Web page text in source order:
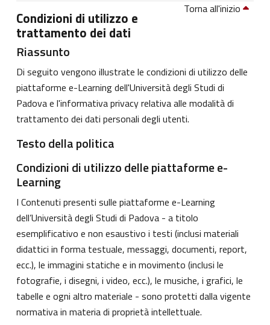
Torna all'inizio
Condizioni di utilizzo e
trattamento dei dati
Riassunto
Di seguito vengono illustrate le condizioni di utilizzo delle
piattaforme e-Learning dell'Università degli Studi di
Padova e l'informativa privacy relativa alle modalità di
trattamento dei dati personali degli utenti.
Testo della politica
Condizioni di utilizzo delle piattaforme e-
Learning
I Contenuti presenti sulle piattaforme e-Learning
dell’Università degli Studi di Padova - a titolo
esemplificativo e non esaustivo i testi (inclusi materiali
didattici in forma testuale, messaggi, documenti, report,
ecc.), le immagini statiche e in movimento (inclusi le
fotografie, i disegni, i video, ecc.), le musiche, i grafici, le
tabelle e ogni altro materiale - sono protetti dalla vigente
normativa in materia di proprietà intellettuale.